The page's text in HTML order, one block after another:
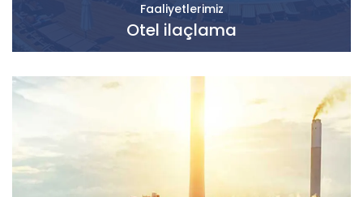
Faaliyetlerimiz
Otel ilaçlama